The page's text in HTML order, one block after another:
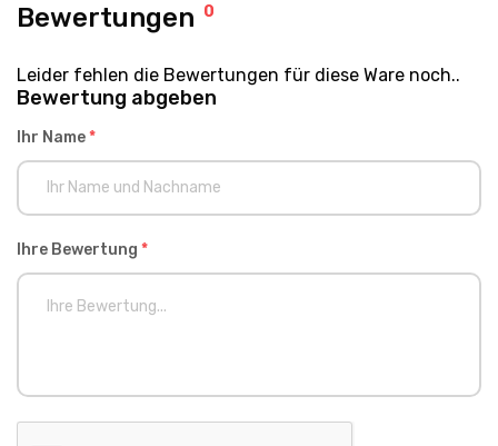
Bewertungen 0
Leider fehlen die Bewertungen für diese Ware noch..
Bewertung abgeben
Ihr Name*
Ihre Bewertung *